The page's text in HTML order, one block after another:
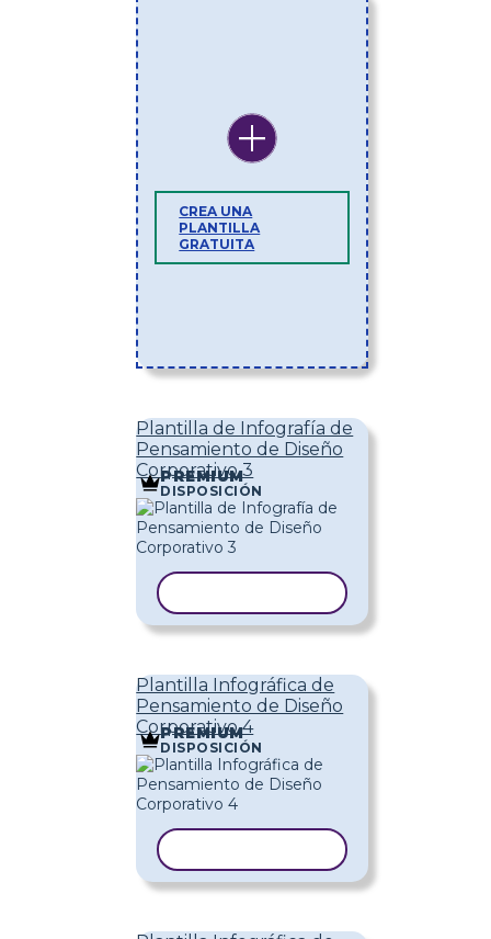
CREA UNA
PLANTILLA
GRATUITA
Plantilla de Infografía de
Pensamiento de Diseño
Corporativo 3
PREMIUM
DISPOSICIÓN
Plantilla Infográfica de
Pensamiento de Diseño
Corporativo 4
PREMIUM
DISPOSICIÓN